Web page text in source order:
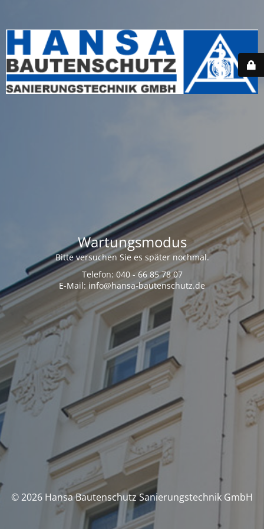
Wartungsmodus
Bitte versuchen Sie es später nochmal.
Telefon: 040 - 66 85 78 07
E-Mail: info@hansa-bautenschutz.de
© 2026 Hansa Bautenschutz Sanierungstechnik GmbH